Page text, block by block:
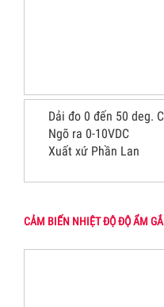
Dải đo 0 đến 50 deg.
Ngõ ra 0-10VDC
Xuất xứ Phần Lan
CẢM BIẾN NHIỆT ĐỘ ĐỘ ẨM